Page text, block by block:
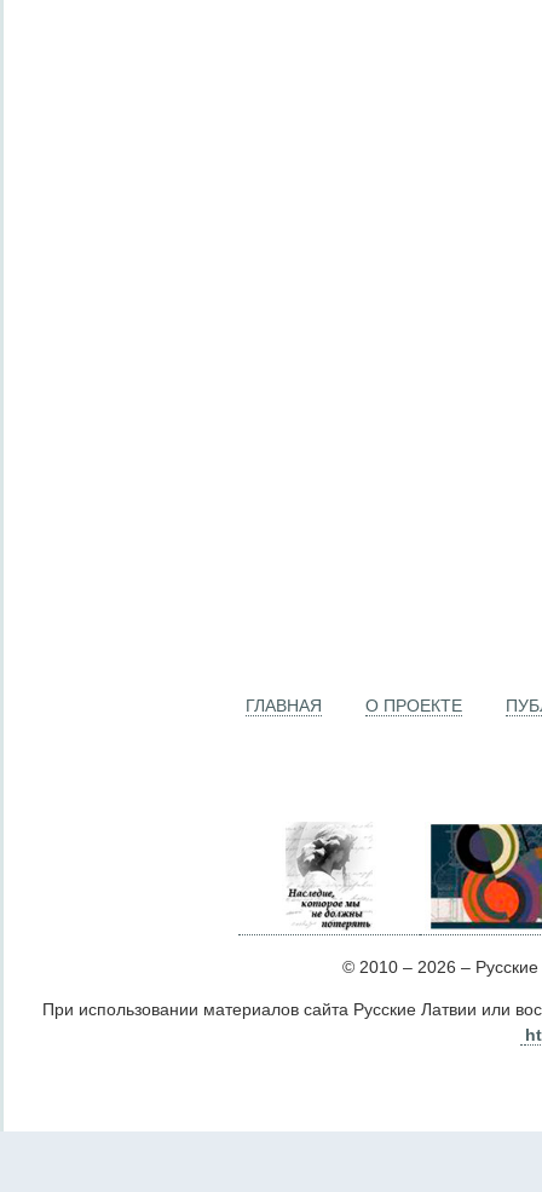
ГЛАВНАЯ О ПРОЕКТЕ
© 2010 – 2026 –
При использовании материалов сайта Русские Латвии или